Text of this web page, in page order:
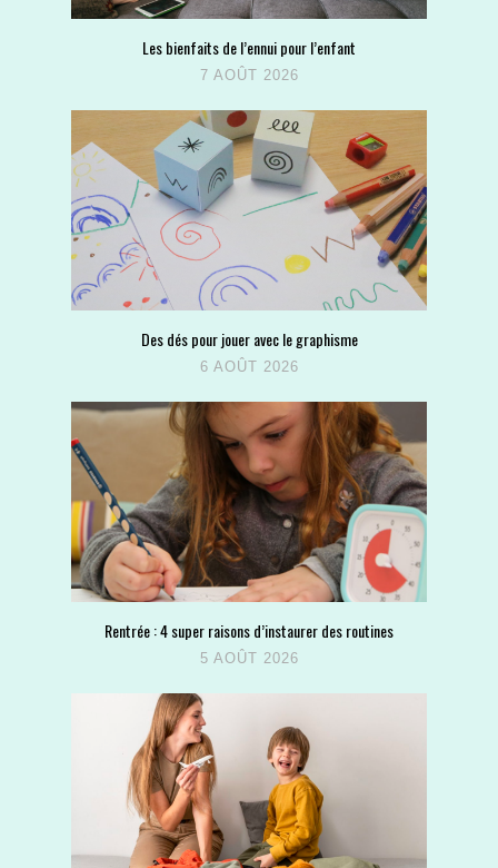
Les bienfaits de l’ennui pour l’enfant
7 AOÛT 2026
Des dés pour jouer avec le graphisme
6 AOÛT 2026
Rentrée : 4 super raisons d’instaurer des routines
5 AOÛT 2026